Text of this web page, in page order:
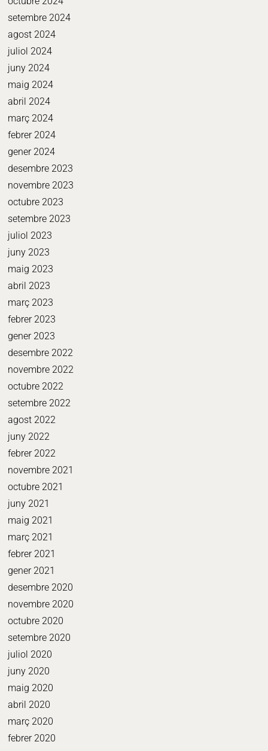
setembre 2024
agost 2024
juliol 2024
juny 2024
maig 2024
abril 2024
març 2024
febrer 2024
gener 2024
desembre 2023
novembre 2023
octubre 2023
setembre 2023
juliol 2023
juny 2023
maig 2023
abril 2023
març 2023
febrer 2023
gener 2023
desembre 2022
novembre 2022
octubre 2022
setembre 2022
agost 2022
juny 2022
febrer 2022
novembre 2021
octubre 2021
juny 2021
maig 2021
març 2021
febrer 2021
gener 2021
desembre 2020
novembre 2020
octubre 2020
setembre 2020
juliol 2020
juny 2020
maig 2020
abril 2020
març 2020
febrer 2020